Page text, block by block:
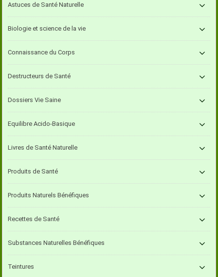
Astuces de Santé Naturelle
Biologie et science de la vie
Connaissance du Corps
Destructeurs de Santé
Dossiers Vie Saine
Equilibre Acido-Basique
Livres de Santé Naturelle
Produits de Santé
Produits Naturels Bénéfiques
Recettes de Santé
Substances Naturelles Bénéfiques
Teintures